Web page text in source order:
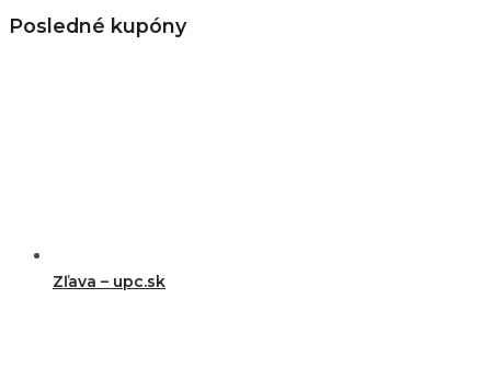
Posledné kupóny
Zľava – upc.sk